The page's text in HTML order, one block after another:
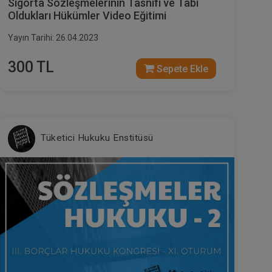
Sigorta Sözleşmelerinin Tasnifi ve Tabi
Oldukları Hükümler Video Eğitimi
Yayın Tarihi: 26.04.2023
300 TL Sepete Ekle
Tüketici Hukuku Enstitüsü